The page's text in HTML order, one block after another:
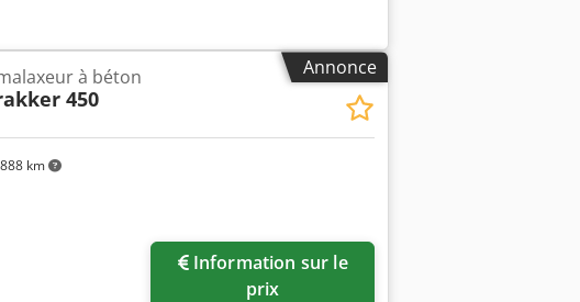
Annonce
km
à béton
450
Information sur le
prix